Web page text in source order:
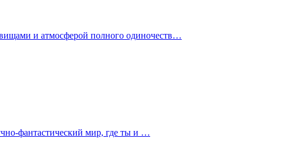
и атмосферой полного одиночеств…
фантастический мир, где ты и …